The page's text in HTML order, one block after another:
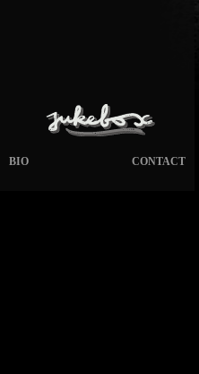
CONTACT
BIO